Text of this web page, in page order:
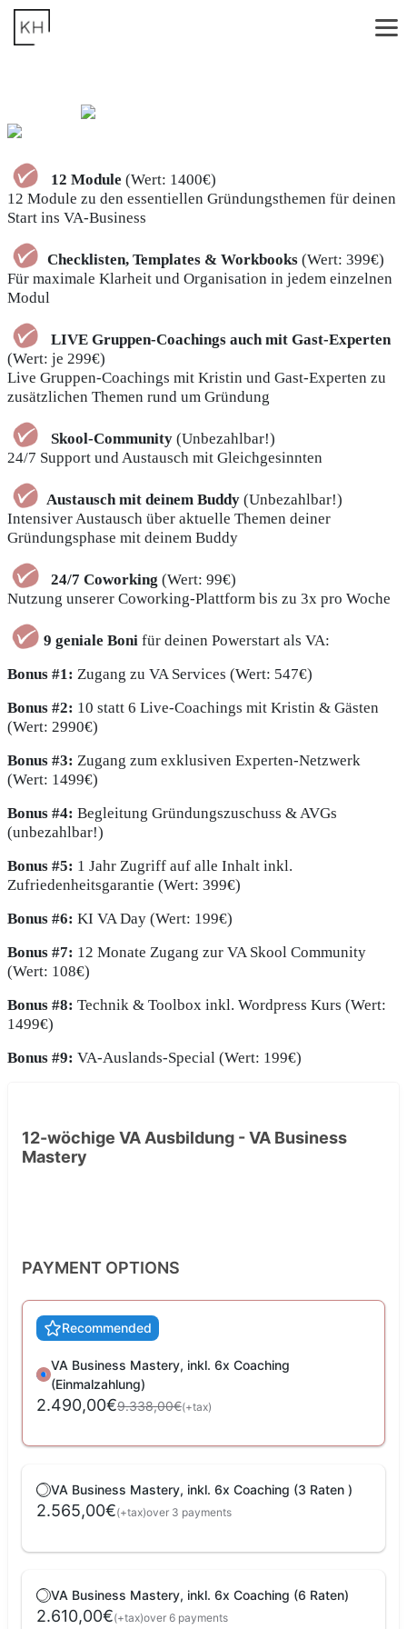
12 Module (Wert: 1400€)
12 Module zu den essentiellen Gründungsthemen für deinen
Start ins VA-Business
Checklisten, Templates & Workbooks (Wert: 399€)
Für maximale Klarheit und Organisation in jedem einzelnen
Modul
LIVE Gruppen-Coachings auch mit Gast-Experten
(Wert: je 299€)
Live Gruppen-Coachings mit Kristin und Gast-Experten zu
zusätzlichen Themen rund um Gründung
Skool-Community (Unbezahlbar!)
24/7 Support und Austausch mit Gleichgesinnten
Austausch mit deinem Buddy (Unbezahlbar!)
Intensiver Austausch über aktuelle Themen deiner
Gründungsphase mit deinem Buddy
24/7 Coworking (Wert: 99€)
Nutzung unserer Coworking-Plattform bis zu 3x pro Woche
9 geniale Boni für deinen Powerstart als VA:
Bonus #1: Zugang zu VA Services (Wert: 547€)
Bonus #2: 10 statt 6 Live-Coachings mit Kristin & Gästen
(Wert: 2990€)
Bonus #3: Zugang zum exklusiven Experten-Netzwerk
(Wert: 1499€)
Bonus #4: Begleitung Gründungszuschuss & AVGs
(unbezahlbar!)
Bonus #5: 1 Jahr Zugriff auf alle Inhalt inkl.
Zufriedenheitsgarantie (Wert: 399€)
Bonus #6: KI VA Day (Wert: 199€)
Bonus #7: 12 Monate Zugang zur VA Skool Community
(Wert: 108€)
Bonus #8: Technik & Toolbox inkl. Wordpress Kurs (Wert:
1499€)
Bonus #9: VA-Auslands-Special (Wert: 199€)
12-wöchige VA Ausbildung - VA Business
Mastery
PAYMENT OPTIONS
VA Business Mastery, inkl. 6x Coaching
(Einmalzahlung)
Recommended
2.490,00€9.338,00€(+tax)
VA Business Mastery, inkl. 6x Coaching (3 Raten )
2.565,00€(+tax)over 3 payments
VA Business Mastery, inkl. 6x Coaching (6 Raten)
2.610,00€(+tax)over 6 payments